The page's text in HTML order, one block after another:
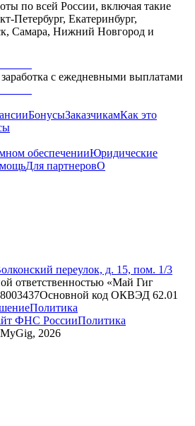
по всей России, включая такие
Петербург, Екатеринбург,
Самара, Нижний Новгород и
с ежедневными выплатами
БонусыЗаказчикамКак это
обеспеченииЮридические
Для партнеровО
переулок, д. 15, пом. 1/3
ответственностью «Май Гиг
Основной код ОКВЭД 62.01
Политика
ФНС РоссииПолитика
2026